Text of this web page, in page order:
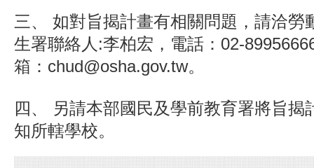
三、 如對旨揭計畫有相關問題，請洽勞
生署聯絡人:李柏宏，電話：02-
箱：chud@osha.gov.tw。
四、 另請本部國民及學前教育署將旨揭
知所轄學校。